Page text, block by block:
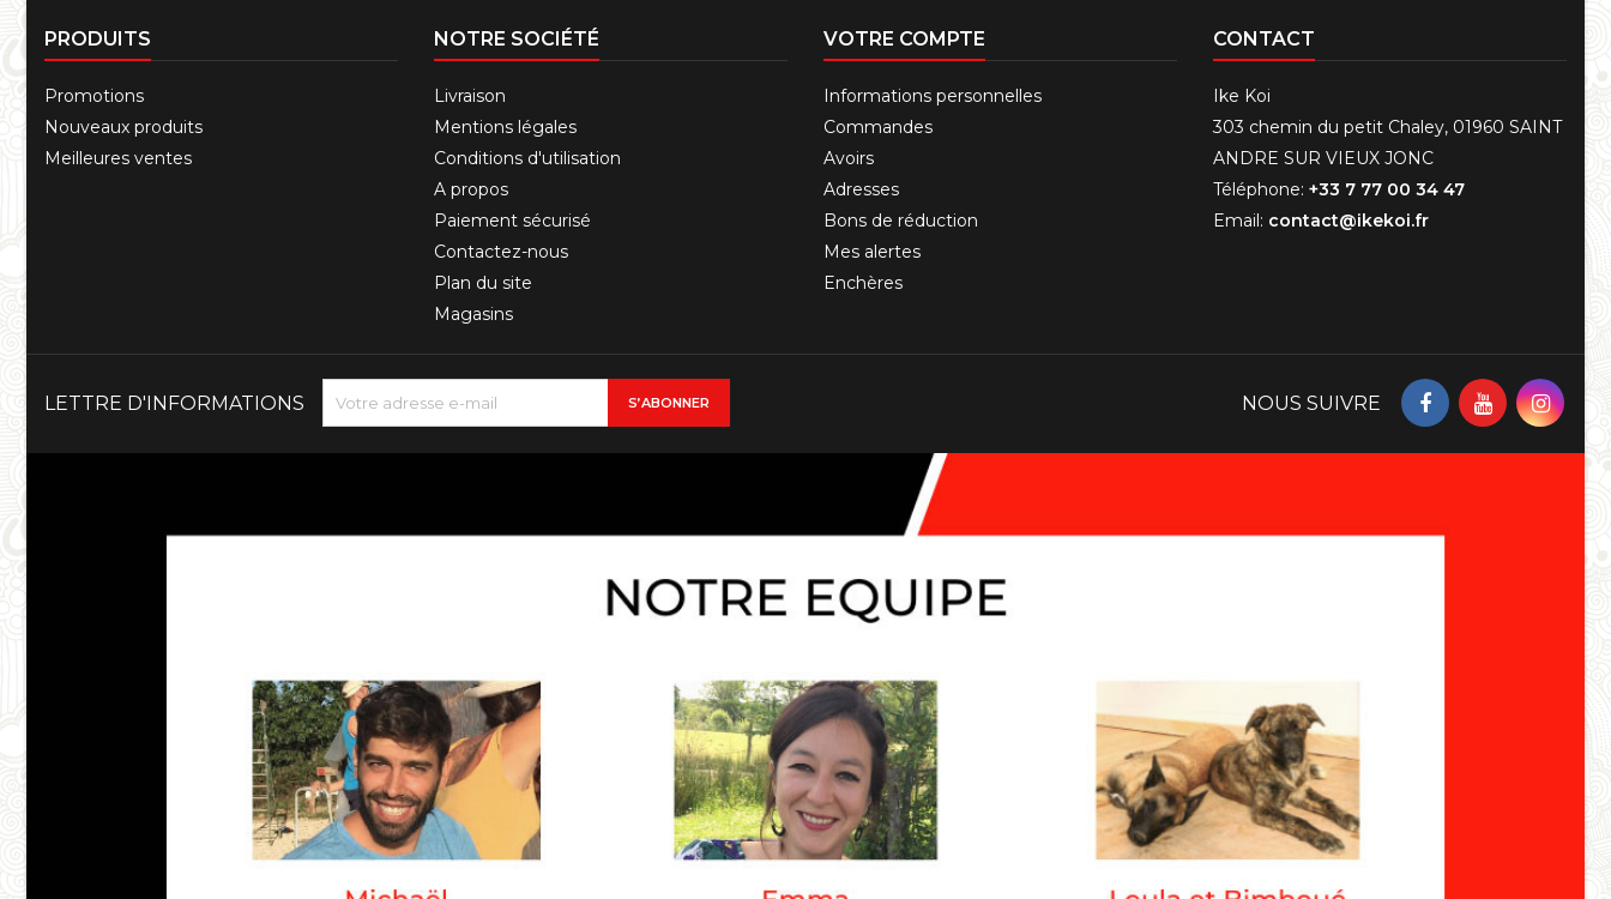
PRODUITS
Promotions
Nouveaux produits
Meilleures ventes
NOTRE SOCIÉTÉ
Livraison
Mentions légales
Conditions d'utilisation
A propos
Paiement sécurisé
Contactez-nous
Plan du site
Magasins
VOTRE COMPTE
Informations personnelles
Commandes
Avoirs
Adresses
Bons de réduction
Mes alertes
Enchères
CONTACT
Ike Koi
303 chemin du petit Chaley, 01960 SAINT
ANDRE SUR VIEUX JONC
Téléphone: +33 7 77 00 34 47
Email: contact@ikekoi.fr
LETTRE D'INFORMATIONS NOUS SUIVRE